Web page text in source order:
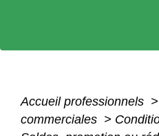
Accueil professionnels >
commerciales >